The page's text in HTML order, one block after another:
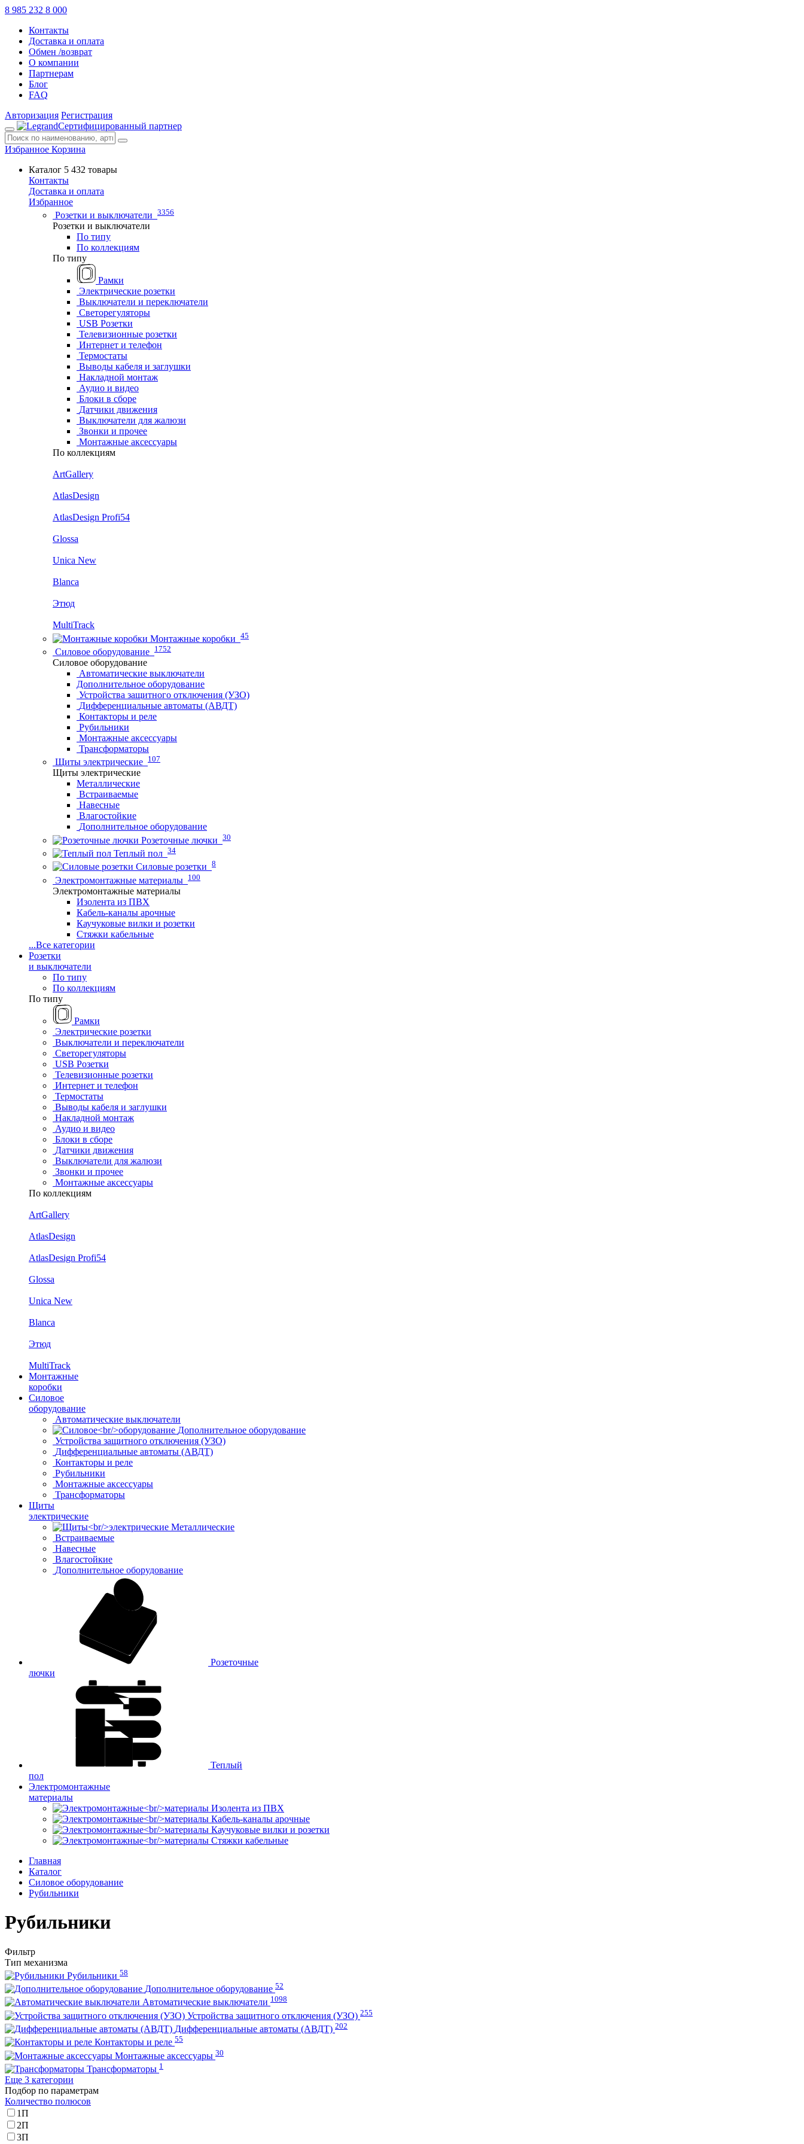
8 985 232 8 000
Контакты
Доставка и оплата
Обмен /возврат
О компании
Партнерам
Блог
FAQ
Авторизация Регистрация
Сертифицированный партнер
Избранное Корзина
Каталог 5 432 товары
Контакты
Доставка и оплата
Избранное
Розетки и выключатели 3356
Розетки и выключатели
По типу
По коллекциям
По типу
Рамки
Электрические розетки
Выключатели и переключатели
Светорегуляторы
USB Розетки
Телевизионные розетки
Интернет и телефон
Термостаты
Выводы кабеля и заглушки
Накладной монтаж
Аудио и видео
Блоки в сборе
Датчики движения
Выключатели для жалюзи
Звонки и прочее
Монтажные аксессуары
По коллекциям
ArtGallery
AtlasDesign
AtlasDesign Profi54
Glossa
Unica New
Blanca
Этюд
MultiTrack
Монтажные коробки 45
Силовое оборудование 1752
Силовое оборудование
Автоматические выключатели
Дополнительное оборудование
Устройства защитного отключения (УЗО)
Дифференциальные автоматы (АВДТ)
Контакторы и реле
Рубильники
Монтажные аксессуары
Трансформаторы
Щиты электрические 107
Щиты электрические
Металлические
Встраиваемые
Навесные
Влагостойкие
Дополнительное оборудование
Розеточные лючки 30
Теплый пол 34
Силовые розетки 8
Электромонтажные материалы 100
Электромонтажные материалы
Изолента из ПВХ
Кабель-каналы арочные
Каучуковые вилки и розетки
Стяжки кабельные
...Все категории
Розетки
и выключатели
По типу
По коллекциям
По типу
Рамки
Электрические розетки
Выключатели и переключатели
Светорегуляторы
USB Розетки
Телевизионные розетки
Интернет и телефон
Термостаты
Выводы кабеля и заглушки
Накладной монтаж
Аудио и видео
Блоки в сборе
Датчики движения
Выключатели для жалюзи
Звонки и прочее
Монтажные аксессуары
По коллекциям
ArtGallery
AtlasDesign
AtlasDesign Profi54
Glossa
Unica New
Blanca
Этюд
MultiTrack
Монтажные
коробки
Силовое
оборудование
Автоматические выключатели
Дополнительное оборудование
Устройства защитного отключения (УЗО)
Дифференциальные автоматы (АВДТ)
Контакторы и реле
Рубильники
Монтажные аксессуары
Трансформаторы
Щиты
электрические
Металлические
Встраиваемые
Навесные
Влагостойкие
Дополнительное оборудование
Розеточные
лючки
Теплый
пол
Электромонтажные
материалы
Изолента из ПВХ
Кабель-каналы арочные
Каучуковые вилки и розетки
Стяжки кабельные
Главная
Каталог
Силовое оборудование
Рубильники
Рубильники
Фильтр
Тип механизма
Рубильники 58
Дополнительное оборудование 52
Автоматические выключатели 1098
Устройства защитного отключения (УЗО) 255
Дифференциальные автоматы (АВДТ) 202
Контакторы и реле 55
Монтажные аксессуары 30
Трансформаторы 1
Еще 3 категории
Подбор по параметрам
Количество полюсов
1П
2П
3П